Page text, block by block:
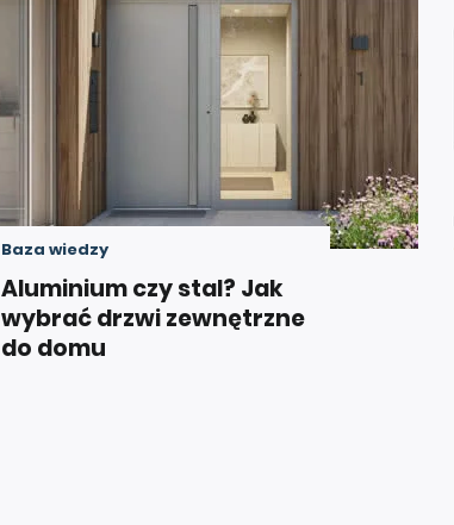
Baza wiedzy
Aluminium czy stal? Jak
wybrać drzwi zewnętrzne
do domu